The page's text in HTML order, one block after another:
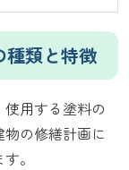
種類と特徴
用する塗料の
の修繕計画に
。